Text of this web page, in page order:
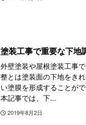
塗装工事で重要な下地
外壁塗装や屋根塗装工事
整とは塗装面の下地をき
い塗膜を形成することが
本記事では、下...
2019年8月2日